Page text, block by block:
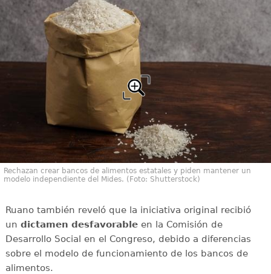
Rechazan crear bancos de alimentos estatales y piden mantener un
modelo independiente del Mides. (Foto: Shutterstock)
Ruano también reveló que la iniciativa original recibió
un dictamen desfavorableen la Comisión de
Desarrollo Social en el Congreso, debido a diferencias
sobre el modelo de funcionamiento de los bancos de
alimentos.